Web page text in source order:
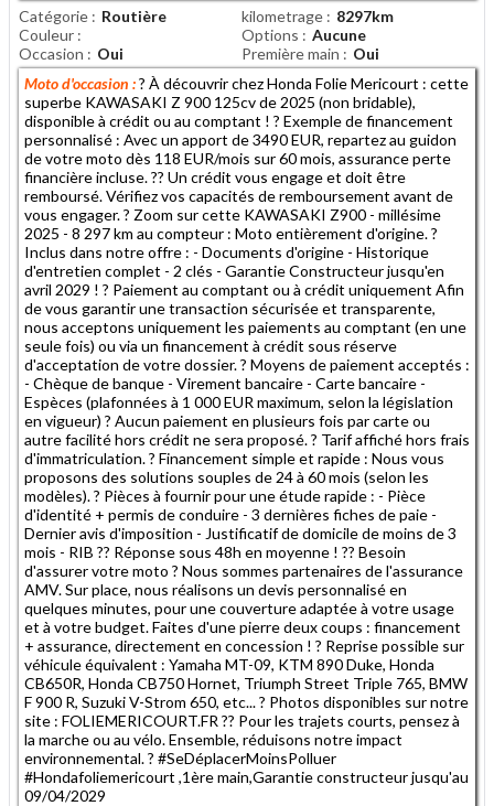
Catégorie Routière kilometrage
8297km
Couleur
Options
Aucune
Occasion
Oui Première main
Oui
Moto d'occasion :? À découvrir chez Honda Folie Mericourt : cette
superbe KAWASAKI Z 900 125cv de 2025 (non bridable),
disponible à crédit ou au comptant ! ? Exemple de financement
personnalisé : Avec un apport de 3490 EUR, repartez au guidon
de votre moto dès 118 EUR/mois sur 60 mois, assurance perte
financière incluse. ?? Un crédit vous engage et doit être
remboursé. Vérifiez vos capacités de remboursement avant de
vous engager. ? Zoom sur cette KAWASAKI Z900 - millésime
2025 - 8 297 km au compteur : Moto entièrement d'origine. ?
Inclus dans notre offre : - Documents d'origine - Historique
d'entretien complet - 2 clés - Garantie Constructeur jusqu'en
avril 2029 ! ? Paiement au comptant ou à crédit uniquement Afin
de vous garantir une transaction sécurisée et transparente,
nous acceptons uniquement les paiements au comptant (en une
seule fois) ou via un financement à crédit sous réserve
d'acceptation de votre dossier. ? Moyens de paiement acceptés :
- Chèque de banque - Virement bancaire - Carte bancaire -
Espèces (plafonnées à 1 000 EUR maximum, selon la législation
en vigueur) ? Aucun paiement en plusieurs fois par carte ou
autre facilité hors crédit ne sera proposé. ? Tarif affiché hors frais
d'immatriculation. ? Financement simple et rapide : Nous vous
proposons des solutions souples de 24 à 60 mois (selon les
modèles). ? Pièces à fournir pour une étude rapide : - Pièce
d'identité + permis de conduire - 3 dernières fiches de paie -
Dernier avis d'imposition - Justificatif de domicile de moins de 3
mois - RIB ?? Réponse sous 48h en moyenne ! ?? Besoin
d'assurer votre moto ? Nous sommes partenaires de l'assurance
AMV. Sur place, nous réalisons un devis personnalisé en
quelques minutes, pour une couverture adaptée à votre usage
et à votre budget. Faites d'une pierre deux coups : financement
+ assurance, directement en concession ! ? Reprise possible sur
véhicule équivalent : Yamaha MT-09, KTM 890 Duke, Honda
CB650R, Honda CB750 Hornet, Triumph Street Triple 765, BMW
F 900 R, Suzuki V-Strom 650, etc... ? Photos disponibles sur notre
site : FOLIEMERICOURT.FR ?? Pour les trajets courts, pensez à
la marche ou au vélo. Ensemble, réduisons notre impact
environnemental. ? #SeDéplacerMoinsPolluer
#Hondafoliemericourt ,1ère main,Garantie constructeur jusqu'au
09/04/2029